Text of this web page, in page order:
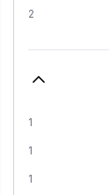
2
1
1
1